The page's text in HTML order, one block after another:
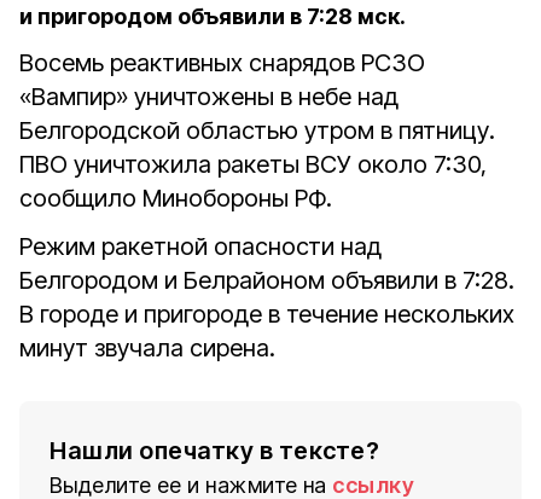
и пригородом объявили в 7:28 мск.
Восемь реактивных снарядов РСЗО
«Вампир» уничтожены в небе над
Белгородской областью утром в пятницу.
ПВО уничтожила ракеты ВСУ около 7:30,
сообщило Минобороны РФ.
Режим ракетной опасности над
Белгородом и Белрайоном объявили в 7:28.
В городе и пригороде в течение нескольких
минут звучала сирена.
Нашли опечатку в тексте?
Выделите ее и нажмите на ссылку